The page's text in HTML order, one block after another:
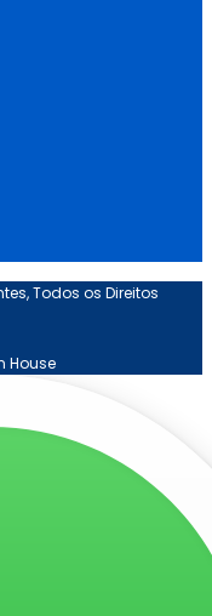
Todos os Direitos
House